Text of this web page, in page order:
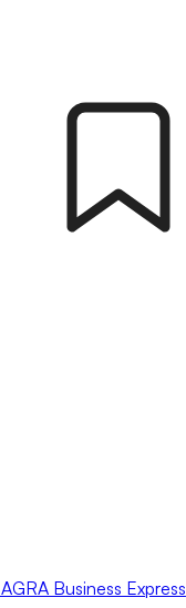
AGRA Business Express